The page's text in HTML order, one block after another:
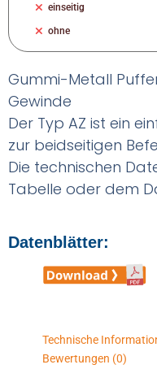
einseitig
ohne
Gummi-Metall
Gewinde
Der Typ AZ ist ein
zur beidseitigen
Die technischen
Tabelle oder dem
Datenblätter:
Technische
Bewertungen (0)